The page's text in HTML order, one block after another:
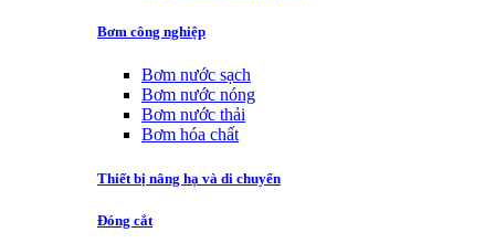
Bơm công nghiệp
Bơm nước sạch
Bơm nước nóng
Bơm nước thải
Bơm hóa chất
Thiết bị nâng hạ và di chuyển
Đóng cắt